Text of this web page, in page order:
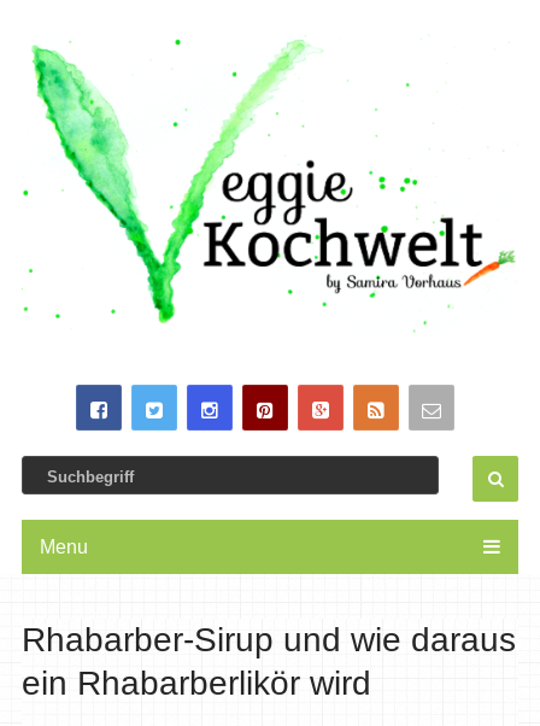
Menu
Rhabarber-Sirup und wie daraus
ein Rhabarberlikör wird